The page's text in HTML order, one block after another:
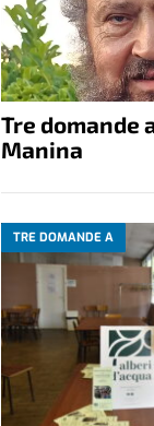
Tre domande
Manina
TRE DOMANDE A